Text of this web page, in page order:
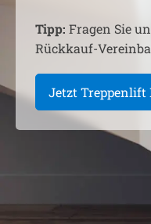
Tipp: Fragen Sie
Rückkauf-
Jetzt Treppenlift